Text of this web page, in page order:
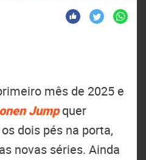
mês de 2025 e
Jump quer
dois pés na porta,
novas séries. Ainda